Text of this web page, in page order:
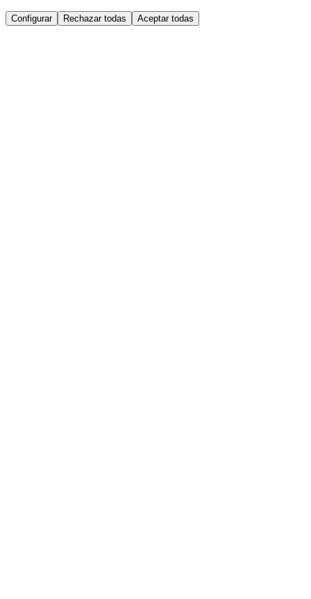
Configurar Rechazar todas Aceptar todas